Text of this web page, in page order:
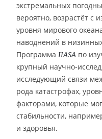
экстремальных
вероятно, возрастёт
уровня мирового
наводнений в
Программа IIASA по
крупный научно-
исследующий связи
рода катастрофах,
факторами, которые
стабильности,
и здоровья.